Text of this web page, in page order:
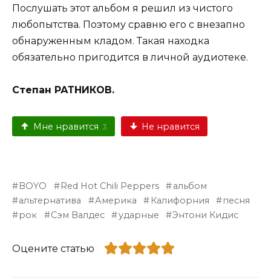
Послушать этот альбом я решил из чистого
любопытства. Поэтому сравню его с внезапно
обнаруженным кладом. Такая находка
обязательно пригодится в личной аудиотеке.
Степан РАТНИКОВ.
Мне нравится 3 Не нравится
BOYO Red Hot Chili Peppers
альбом
альтернатива
Америка Калифорния
песня
рок
Сэм Валдес ударные Энтони Кидис
Оцените статью